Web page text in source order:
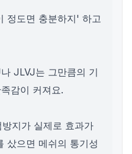
정도면 충분하지' 하고
JLVJ는 그만큼의 기
감이 커져요.
지가 실제로 효과가
샀으면 메쉬의 통기성